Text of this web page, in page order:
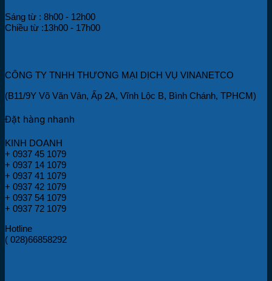
Sáng từ : 8h00 - 12h00
Chiều từ :13h00 - 17h00
CÔNG TY TNHH THƯƠNG MẠI DỊCH VỤ VINANETCO
(B11/9Y Võ Văn Vân, Ấp 2A, Vĩnh Lộc B, Bình Chánh, TPHCM)
Đặt hàng nhanh
KINH DOANH
+ 0937 45 1079
+ 0937 14 1079
+ 0937 41 1079
+ 0937 42 1079
+ 0937 54 1079
+ 0937 72 1079
Hotline
( 028)66858292